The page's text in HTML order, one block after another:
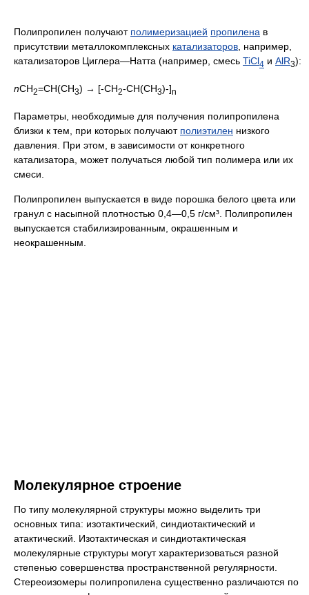
Полипропилен получают полимеризацией пропилена в
присутствии металлокомплексных катализаторов , например,
катализаторов Циглера—Натта (например, смесь TiCl4 и AlR3):
nCH2=CH(CH3) → [-CH2-CH(CH3)-]n
Параметры, необходимые для получения полипропилена
близки к тем, при которых получают полиэтилен низкого
давления. При этом, в зависимости от конкретного
катализатора, может получаться любой тип полимера или их
смеси.
Полипропилен выпускается в виде порошка белого цвета или
гранул с насыпной плотностью 0,4—0,5 г/см³. Полипропилен
выпускается стабилизированным, окрашенным и
неокрашенным.
Молекулярное строение
По типу молекулярной структуры можно выделить три
основных типа: изотактический, синдиотактический и
атактический. Изотактическая и синдиотактическая
молекулярные структуры могут характеризоваться разной
степенью совершенства пространственной регулярности.
Стереоизомеры полипропилена существенно различаются по